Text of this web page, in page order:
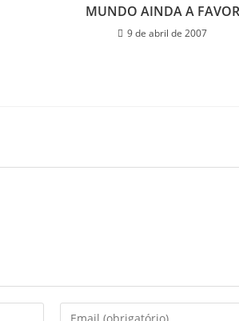
MUNDO AINDA A FAVOR
9 de abril de 2007